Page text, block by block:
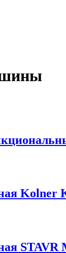
Kolner
STAVR